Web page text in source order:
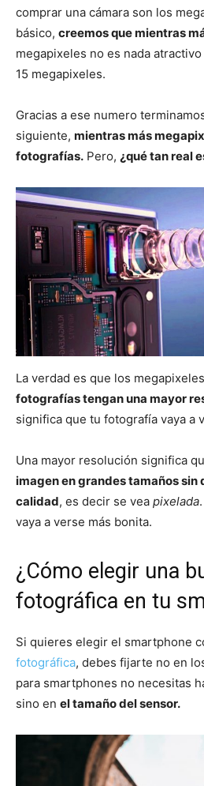
comprar una cámara son los
básico, creemos que mientras
megapixeles no es nada
15 megapixeles.
Gracias a ese numero
siguiente, mientras más
fotografías. Pero, ¿qué tan real
La verdad es que los
fotografías tengan una mayor
significa que tu fotografía vaya a
Una mayor resolución significa
imagen en grandes tamaños sin
calidad, es decir se vea pixelada
vaya a verse más bonita.
¿Cómo elegir una
fotográfica en tu
Si quieres elegir el smartphone
fotográfica, debes fijarte no en
para smartphones no necesitas
sino en el tamaño del sensor.